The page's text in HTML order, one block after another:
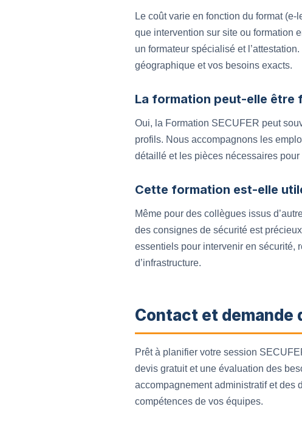
Le coût varie en fonction du format
que intervention sur site ou formation
un formateur spécialisé et
géographique et vos besoins exacts.
La formation peut-elle être
Oui, la Formation SECUFER peut
profils. Nous accompagnons les
détaillé et les pièces nécessaires
Cette formation est-elle
Même pour des collègues issus
des consignes de sécurité est
essentiels pour intervenir en sécurité,
d’infrastructure.
Contact et demande
Prêt à planifier votre session
devis gratuit et une évaluation des
accompagnement administratif et des
compétences de vos équipes.